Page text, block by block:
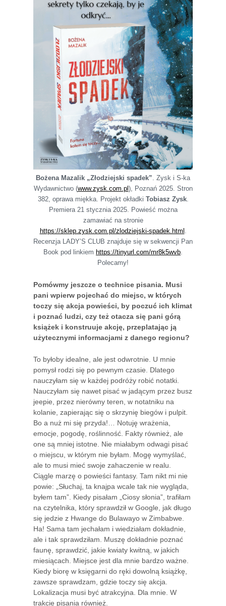
Bożena Mazalik „Złodziejski spadek”. Zysk i S-ka
Wydawnictwo (www.zysk.com.pl ), Poznań 2025. Stron
382, oprawa miękka. Projekt okładki Tobiasz Zysk.
Premiera 21 stycznia 2025. Powieść można
zamawiać na stronie
https://sklep.zysk.com.pl/zlodziejski-spadek.html .
Recenzja LADY’S CLUB znajduje się w sekwencji Pan
Book pod linkiem https://tinyurl.com/mr8k5wvb.
Polecamy!
Pomówmy jeszcze o technice pisania. Musi
pani wpierw pojechać do miejsc, w których
toczy się akcja powieści, by poczuć ich klimat
i poznać ludzi, czy też otacza się pani górą
książek i konstruuje akcję, przeplatając ją
użytecznymi informacjami z danego regionu?
To byłoby idealne, ale jest odwrotnie. U mnie
pomysł rodzi się po pewnym czasie. Dlatego
nauczyłam się w każdej podróży robić notatki.
Nauczyłam się nawet pisać w jadącym przez busz
jeepie, przez nierówny teren, w notatniku na
kolanie, zapierając się o skrzynię biegów i pulpit.
Bo a nuż mi się przyda!… Notuję wrażenia,
emocje, pogodę, roślinność. Fakty również, ale
one są mniej istotne. Nie miałabym odwagi pisać
o miejscu, w którym nie byłam. Mogę wymyślać,
ale to musi mieć swoje zahaczenie w realu.
Ciągle marzę o powieści fantasy. Tam nikt mi nie
powie: „Słuchaj, ta knajpa wcale tak nie wygląda,
byłem tam”. Kiedy pisałam „Ciosy słonia”, trafiłam
na czytelnika, który sprawdził w Google, jak długo
się jedzie z Hwange do Bulawayo w Zimbabwe.
Ha! Sama tam jechałam i wiedziałam dokładnie,
ale i tak sprawdziłam. Muszę dokładnie poznać
faunę, sprawdzić, jakie kwiaty kwitną, w jakich
miesiącach. Miejsce jest dla mnie bardzo ważne.
Kiedy biorę w księgarni do ręki dowolną książkę,
zawsze sprawdzam, gdzie toczy się akcja.
Lokalizacja musi być atrakcyjna. Dla mnie. W
trakcie pisania również.